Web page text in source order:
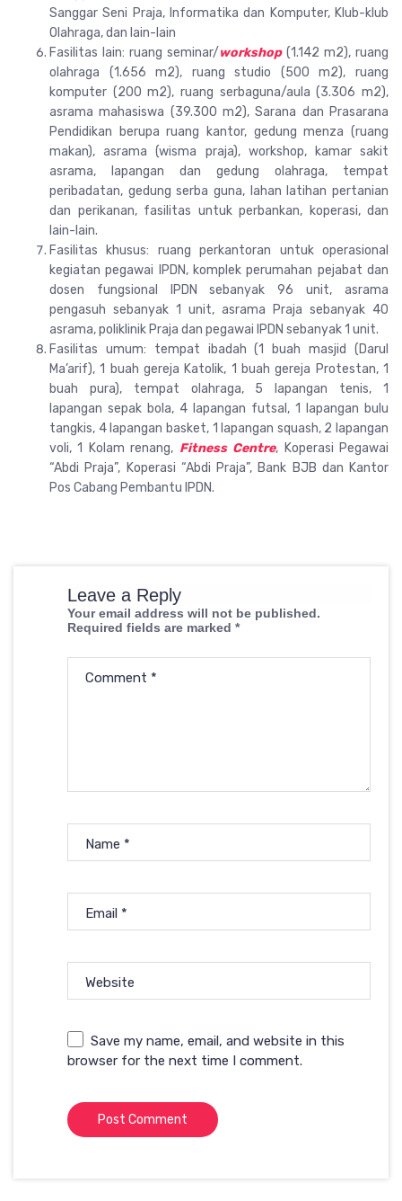
Sanggar Seni Praja, Informatika dan Komputer, Klub-klub
Olahraga, dan lain-lain
Fasilitas lain: ruang seminar/workshop(1.142 m2), ruang
olahraga (1.656 m2), ruang studio (500 m2), ruang
komputer (200 m2), ruang serbaguna/aula (3.306 m2),
asrama mahasiswa (39.300 m2), Sarana dan Prasarana
Pendidikan berupa ruang kantor, gedung menza (ruang
makan), asrama (wisma praja), workshop, kamar sakit
asrama, lapangan dan gedung olahraga, tempat
peribadatan, gedung serba guna, lahan latihan pertanian
dan perikanan, fasilitas untuk perbankan, koperasi, dan
lain-lain.
Fasilitas khusus: ruang perkantoran untuk operasional
kegiatan pegawai IPDN, komplek perumahan pejabat dan
dosen fungsional IPDN sebanyak 96 unit, asrama
pengasuh sebanyak 1 unit, asrama Praja sebanyak 40
asrama, poliklinik Praja dan pegawai IPDN sebanyak 1 unit.
Fasilitas umum: tempat ibadah (1 buah masjid (Darul
Ma’arif), 1 buah gereja Katolik, 1 buah gereja Protestan, 1
buah pura), tempat olahraga, 5 lapangan tenis, 1
lapangan sepak bola, 4 lapangan futsal, 1 lapangan bulu
tangkis, 4 lapangan basket, 1 lapangan squash, 2 lapangan
voli, 1 Kolam renang, Fitness Centre, Koperasi Pegawai
“Abdi Praja”, Koperasi “Abdi Praja”, Bank BJB dan Kantor
Pos Cabang Pembantu IPDN.
Leave a Reply
Your email address will not be published.
Required fields are marked *
Comment *
Name *
Email *
Website
Save my name, email, and website in this
browser for the next time I comment.